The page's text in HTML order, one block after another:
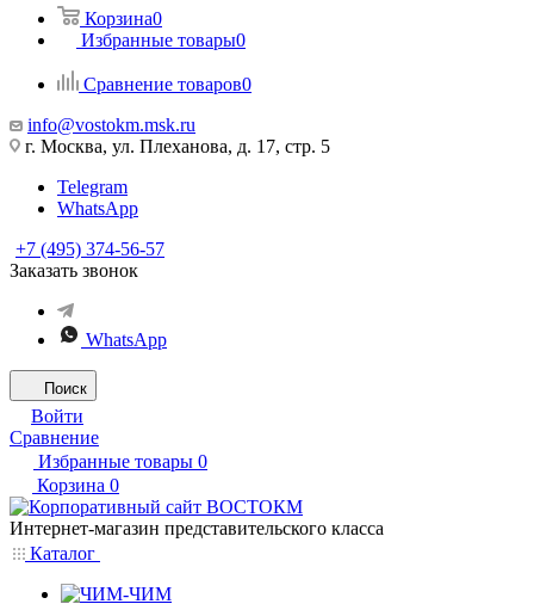
Корзина0
Избранные товары0
Сравнение товаров0
info@vostokm.msk.ru
г. Москва, ул. Плеханова, д. 17, стр. 5
Telegram
WhatsApp
+7 (495) 374-56-57
Заказать звонок
WhatsApp
Поиск
Войти
Сравнение
Избранные товары 0
Корзина 0
Интернет-магазин представительского класса
Каталог